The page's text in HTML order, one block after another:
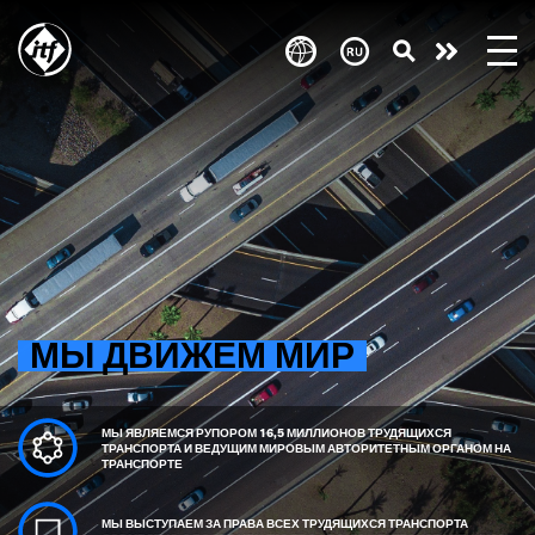
main
content
МЫ ДВИЖЕМ МИР
МЫ ЯВЛЯЕМСЯ РУПОРОМ 16,5 МИЛЛИОНОВ ТРУДЯЩИХСЯ
ТРАНСПОРТА И ВЕДУЩИМ МИРОВЫМ АВТОРИТЕТНЫМ ОРГАНОМ НА
ТРАНСПОРТЕ
МЫ ВЫСТУПАЕМ ЗА ПРАВА ВСЕХ ТРУДЯЩИХСЯ ТРАНСПОРТА
Take
action